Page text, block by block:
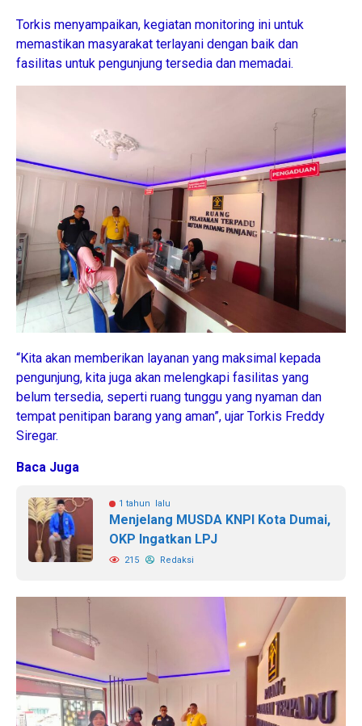
Torkis menyampaikan, kegiatan monitoring ini untuk
memastikan masyarakat terlayani dengan baik dan
fasilitas untuk pengunjung tersedia dan memadai.
“Kita akan memberikan layanan yang maksimal kepada
pengunjung, kita juga akan melengkapi fasilitas yang
belum tersedia, seperti ruang tunggu yang nyaman dan
tempat penitipan barang yang aman”, ujar Torkis Freddy
Siregar.
Baca Juga
1 tahun lalu
Menjelang MUSDA KNPI Kota Dumai,
OKP Ingatkan LPJ
215 Redaksi